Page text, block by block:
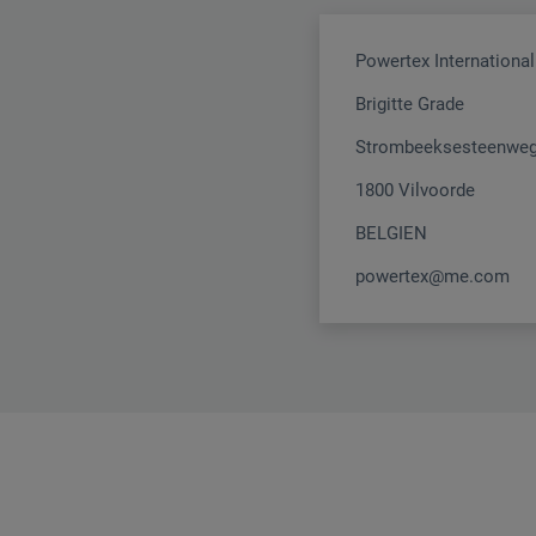
Powertex International
Brigitte Grade
1800 Vilvoorde
BELGIEN
powertex@me.com